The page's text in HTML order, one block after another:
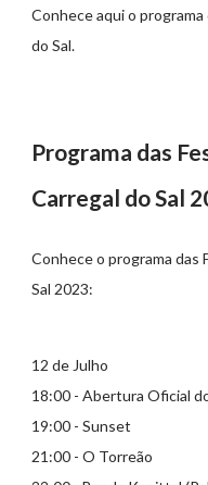
Conhece aqui o
do Sal.
Programa das
Carregal do Sal
Conhece o programa das
Sal 2023:
12 de Julho
18:00 - Abertura Oficial
19:00 - Sunset
21:00 - O Torreão